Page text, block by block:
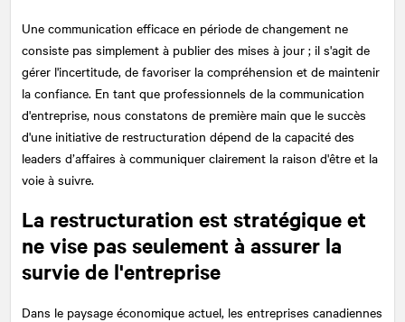
Une communication efficace en période de changement ne
consiste pas simplement à publier des mises à jour ; il s'agit de
gérer l'incertitude, de favoriser la compréhension et de maintenir
la confiance. En tant que professionnels de la communication
d'entreprise, nous constatons de première main que le succès
d'une initiative de restructuration dépend de la capacité des
leaders d’affaires à communiquer clairement la raison d'être et la
voie à suivre.
La restructuration est stratégique et
ne vise pas seulement à assurer la
survie de l'entreprise
Dans le paysage économique actuel, les entreprises canadiennes